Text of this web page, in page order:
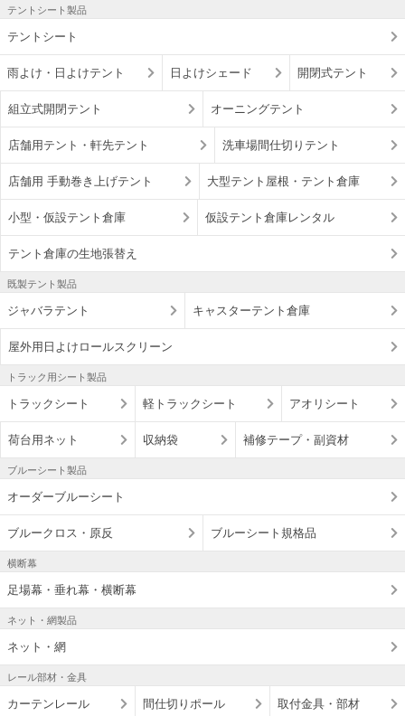
テントシート製品
テントシート
雨よけ・日よけテント 日よけシェード 開閉式テント
組立式開閉テント オーニングテント
店舗用テント・軒先テント 洗車場間仕切りテント
店舗用 手動巻き上げテント 大型テント屋根・テント倉庫
小型・仮設テント倉庫 仮設テント倉庫レンタル
テント倉庫の生地張替え
既製テント製品
ジャバラテント キャスターテント倉庫
屋外用日よけロールスクリーン
トラック用シート製品
トラックシート 軽トラックシート アオリシート
荷台用ネット 収納袋 補修テープ・副資材
ブルーシート製品
オーダーブルーシート
ブルークロス・原反 ブルーシート規格品
横断幕
足場幕・垂れ幕・横断幕
ネット・網製品
ネット・網
レール部材・金具
カーテンレール 間仕切りポール 取付金具・部材